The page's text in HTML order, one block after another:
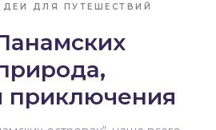
ДЛЯ ПУТЕШЕСТВИЙ
приключения